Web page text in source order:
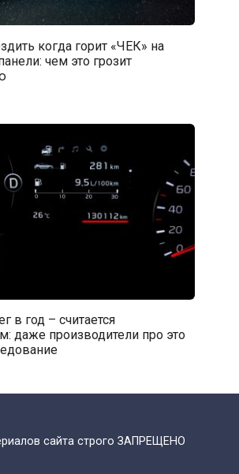
когда горит «ЧЕК» на
чем это грозит
в год – считается
даже производители про это
сайта строго ЗАПРЕЩЕНО